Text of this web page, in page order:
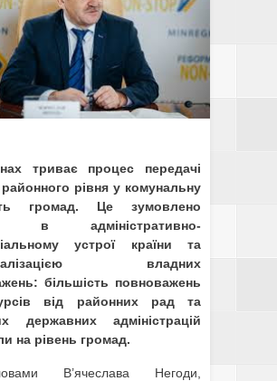
триває процес передачі
рівня у комунальну
громад. Це зумовлено
в адміністративно-
устрої країни та
владних
більшість повноважень
від районних рад та
державних адміністрацій
на рівень громад.
В’ячеслава Негоди,